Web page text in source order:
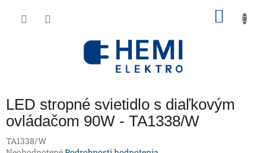
LED stropné svietidlo s diaľkovým
ovládačom 90W - TA1338/W
TA1338/W